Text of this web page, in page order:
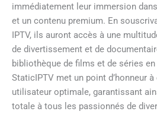
immédiatement leur immersion
et un contenu premium. En
IPTV, ils auront accès à une
de divertissement et de
bibliothèque de films et de séries
StaticIPTV met un point d’honneur
utilisateur optimale, garantissant
totale à tous les passionnés de